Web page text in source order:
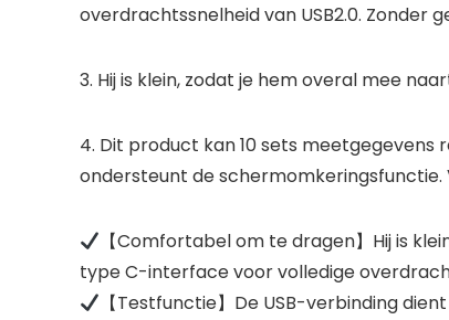
overdrachtssnelheid van USB2.0.
3. Hij is klein, zodat je hem overal mee
4. Dit product kan 10 sets
ondersteunt de
【Comfortabel om te dragen】Hij is
type C-interface voor volledige
【Testfunctie】De USB-verbinding